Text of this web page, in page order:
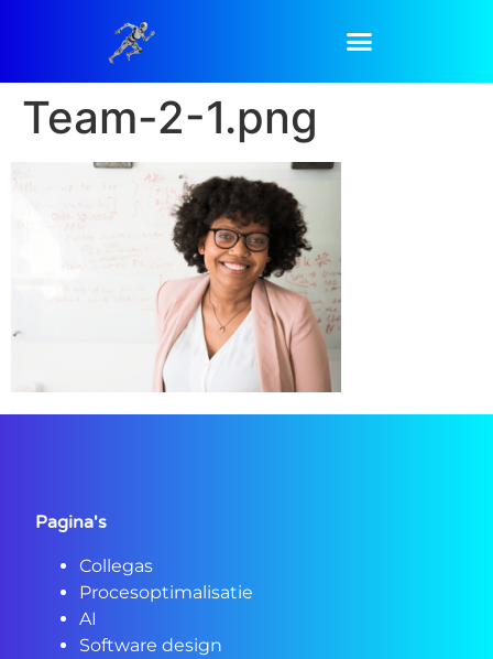
Team-2-1.png
Pagina's
Collegas
Procesoptimalisatie
AI
Software design